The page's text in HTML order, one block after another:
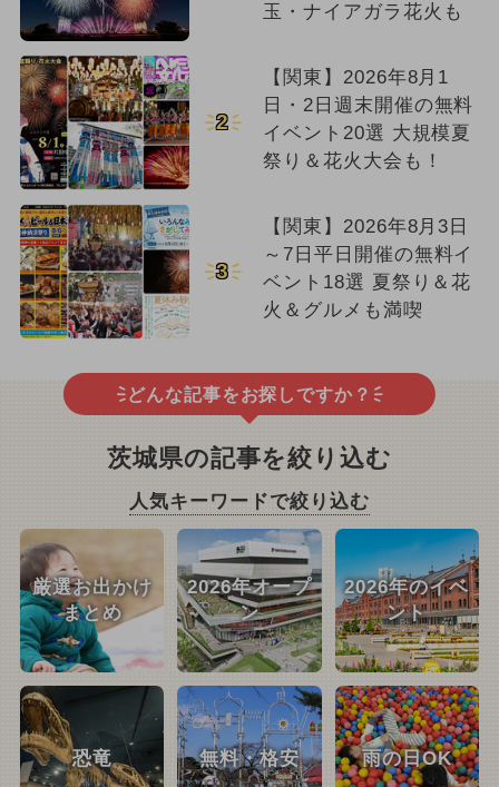
玉・ナイアガラ花火も
2
【関東】2026年8月1
日・2日週末開催の無料
イベント20選 大規模夏
祭り＆花火大会も！
3
【関東】2026年8月3日
～7日平日開催の無料イ
ベント18選 夏祭り＆花
火＆グルメも満喫
どんな記事をお探しですか？
茨城県の記事を絞り込む
人気キーワードで絞り込む
厳選お出かけ
まとめ
2026年オープ
ン
2026年のイベ
ント
恐竜 無料・格安 雨の日OK